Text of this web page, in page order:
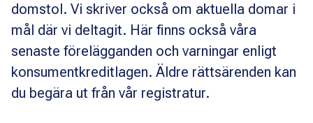
domstol. Vi skriver också om aktuella domar i
mål där vi deltagit. Här finns också våra
senaste förelägganden och varningar enligt
konsumentkreditlagen. Äldre rättsärenden kan
du begära ut från vår registratur.